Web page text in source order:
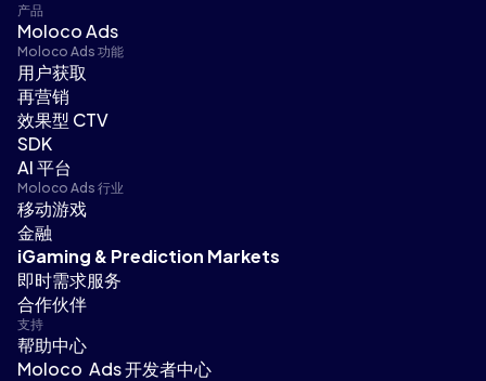
产品
Moloco Ads
Moloco Ads 功能
用户获取
再营销
效果型 CTV
SDK
AI 平台
Moloco Ads 行业
移动游戏
金融
iGaming & Prediction Markets
即时需求服务
合作伙伴
支持
帮助中心
Moloco Ads 开发者中心